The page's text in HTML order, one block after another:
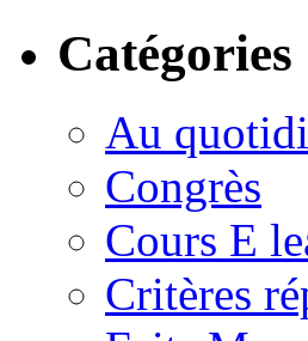
Catégories
Au
Congrès
Cours E
Critères